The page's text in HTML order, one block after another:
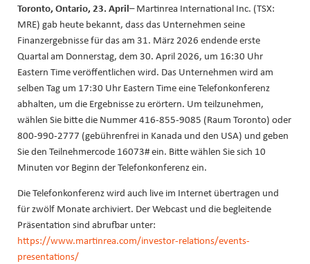
Toronto, Ontario, 23. April– Martinrea International Inc. (TSX:
MRE) gab heute bekannt, dass das Unternehmen seine
Finanzergebnisse für das am 31. März 2026 endende erste
Quartal am Donnerstag, dem 30. April 2026, um 16:30 Uhr
Eastern Time veröffentlichen wird. Das Unternehmen wird am
selben Tag um 17:30 Uhr Eastern Time eine Telefonkonferenz
abhalten, um die Ergebnisse zu erörtern. Um teilzunehmen,
wählen Sie bitte die Nummer 416-855-9085 (Raum Toronto) oder
800-990-2777 (gebührenfrei in Kanada und den USA) und geben
Sie den Teilnehmercode 16073# ein. Bitte wählen Sie sich 10
Minuten vor Beginn der Telefonkonferenz ein.
Die Telefonkonferenz wird auch live im Internet übertragen und
für zwölf Monate archiviert. Der Webcast und die begleitende
Präsentation sind abrufbar unter:
https://www.martinrea.com/investor-relations/events-
presentations/